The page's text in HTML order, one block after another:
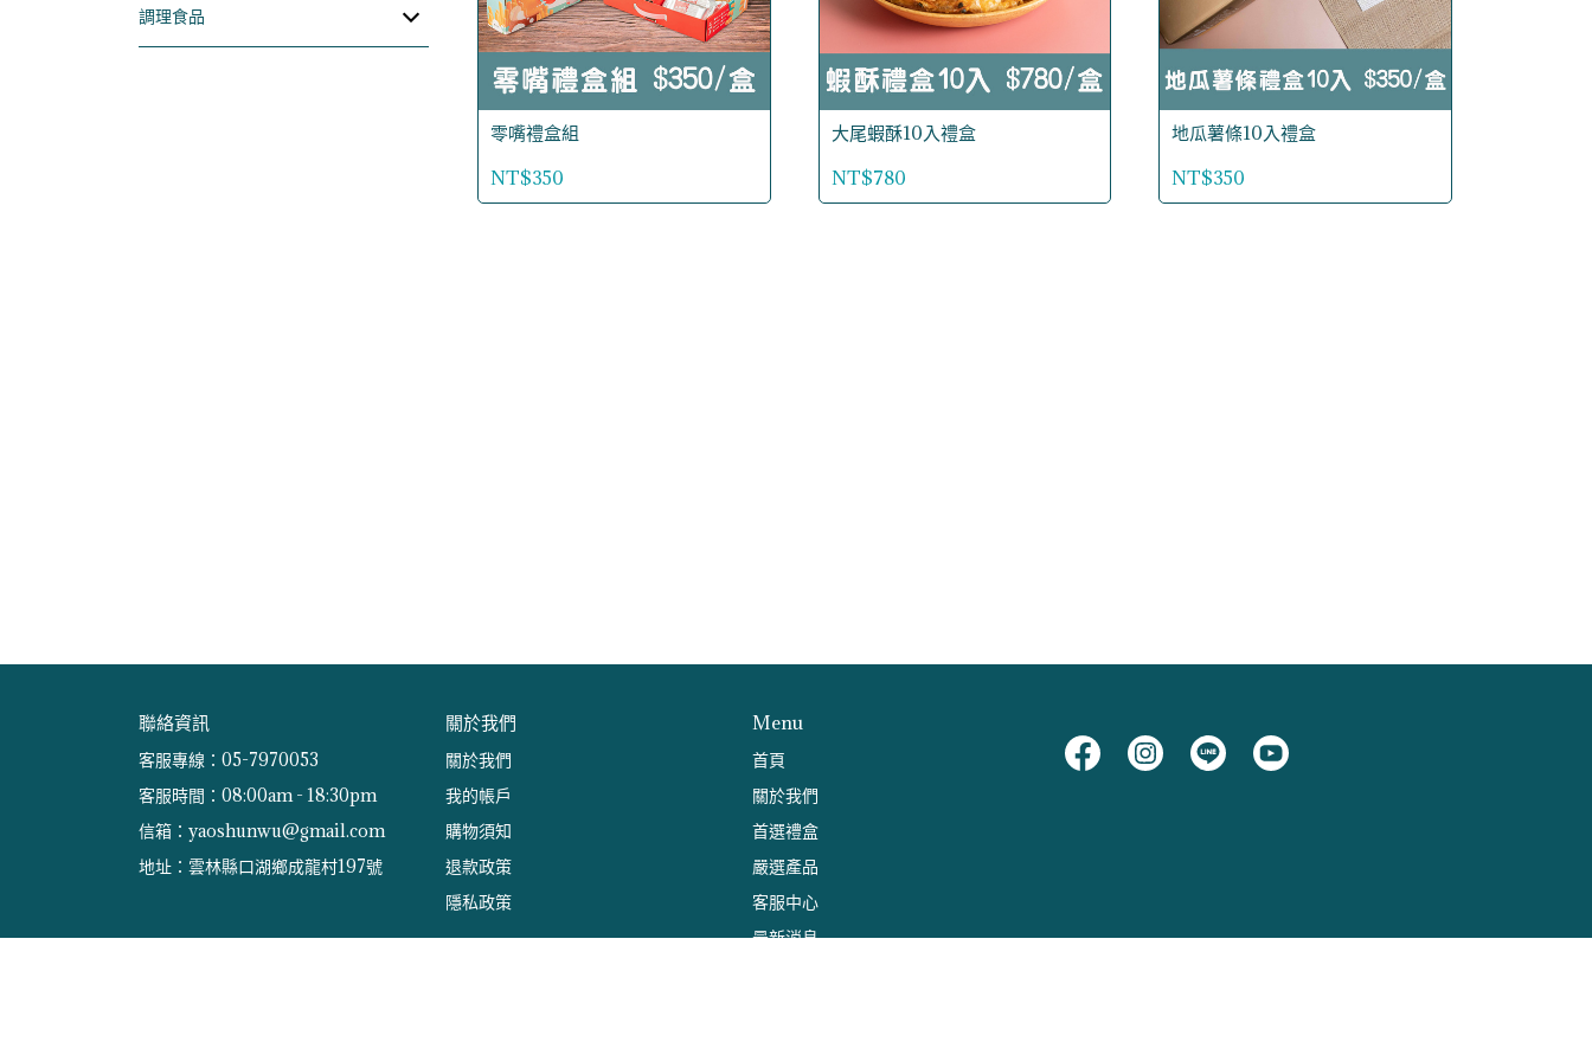
調理食品
零嘴禮盒組
NT$350
大尾蝦酥10入禮盒
NT$780
地瓜薯條10入禮盒
NT$350
聯絡資訊
客服專線：05-7970053
客服時間：08:00am - 18:30pm
信箱：yaoshunwu@gmail.com
地址：雲林縣口湖鄉成龍村197號
關於我們
關於我們
我的帳戶
購物須知
退款政策
隱私政策
Menu
首頁
關於我們
首選禮盒
嚴選產品
客服中心
最新消息